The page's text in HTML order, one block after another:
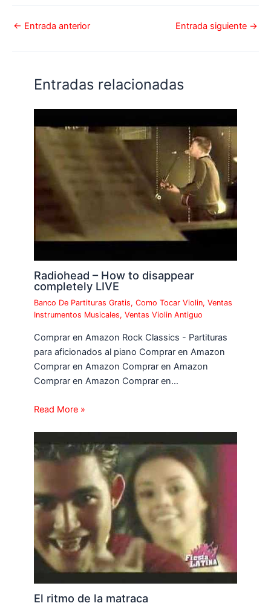
← Entrada anterior Entrada siguiente →
Entradas relacionadas
Radiohead – How to disappear
completely LIVE
Banco De Partituras Gratis,Como Tocar Violin,Ventas
Instrumentos Musicales,Ventas Violin Antiguo
Comprar en Amazon Rock Classics - Partituras
para aficionados al piano Comprar en Amazon
Comprar en Amazon Comprar en Amazon
Comprar en Amazon Comprar en…
Read More »
El ritmo de la matraca